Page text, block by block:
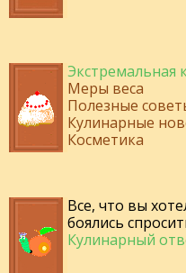
Экстремальная
Меры веса
Полезные
Кулинарные
Косметика
Все, что вы
боялись
Кулинарный